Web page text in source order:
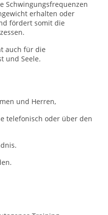
Schwingungsfrequenzen
erhalten oder
fördert somit die
auch für die
und Seele.
und Herren,
telefonisch oder über den